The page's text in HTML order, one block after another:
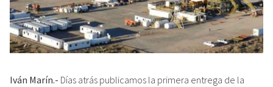
Iván Marín.- Días atrás publicamos la primera entrega de la